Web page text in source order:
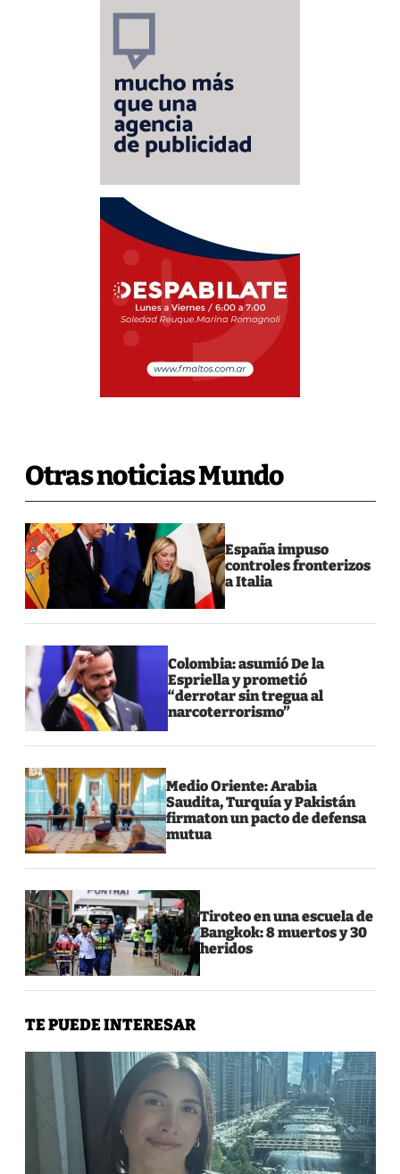
Otras noticias Mundo
España impuso
controles fronterizos
a Italia
Colombia: asumió De la
Espriella y prometió
“derrotar sin tregua al
narcoterrorismo”
Medio Oriente: Arabia
Saudita, Turquía y Pakistán
firmaton un pacto de defensa
mutua
Tiroteo en una escuela de
Bangkok: 8 muertos y 30
heridos
TE PUEDE INTERESAR